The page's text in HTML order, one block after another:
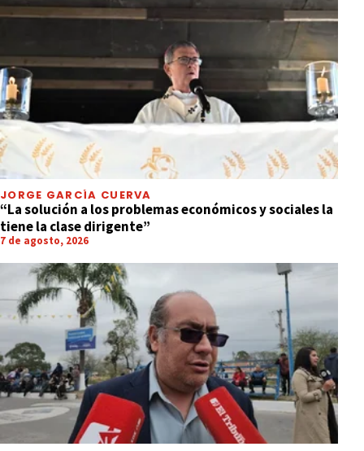
JORGE GARCÍA CUERVA
“La solución a los problemas económicos y sociales la
tiene la clase dirigente”
7 de agosto, 2026